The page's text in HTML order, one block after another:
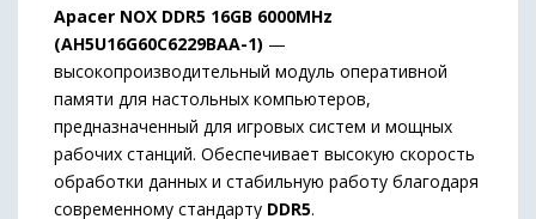
Apacer NOX DDR5 16GB 6000MHz
(AH5U16G60C6229BAA-1) —
высокопроизводительный модуль оперативной
памяти для настольных компьютеров,
предназначенный для игровых систем и мощных
рабочих станций. Обеспечивает высокую скорость
обработки данных и стабильную работу благодаря
современному стандарту DDR5.